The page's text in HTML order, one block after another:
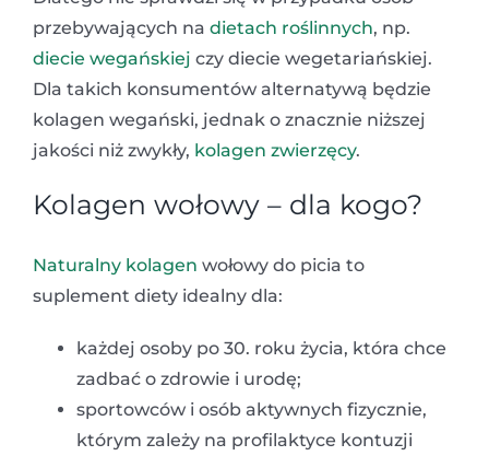
przebywających na dietach roślinnych, np.
diecie wegańskiej czy diecie wegetariańskiej.
Dla takich konsumentów alternatywą będzie
kolagen wegański, jednak o znacznie niższej
jakości niż zwykły, kolagen zwierzęcy.
Kolagen wołowy – dla kogo?
Naturalny kolagen wołowy do picia to
suplement diety idealny dla:
każdej osoby po 30. roku życia, która chce
zadbać o zdrowie i urodę;
sportowców i osób aktywnych fizycznie,
którym zależy na profilaktyce kontuzji